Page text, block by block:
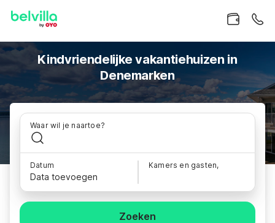
Kindvriendelijke vakantiehuizen in
Denemarken
Waar wil je naartoe?
Datum
Data toevoegen
Kamers en gasten,
Zoeken